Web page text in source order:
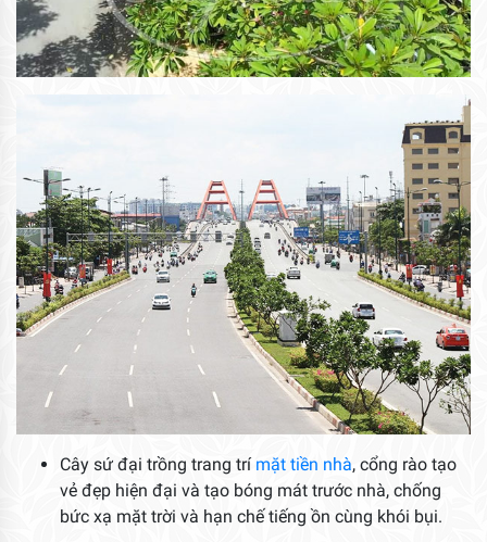
Cây sứ đại trồng trang trí mặt tiền nhà, cổng rào tạo
vẻ đẹp hiện đại và tạo bóng mát trước nhà, chống
bức xạ mặt trời và hạn chế tiếng ồn cùng khói bụi.